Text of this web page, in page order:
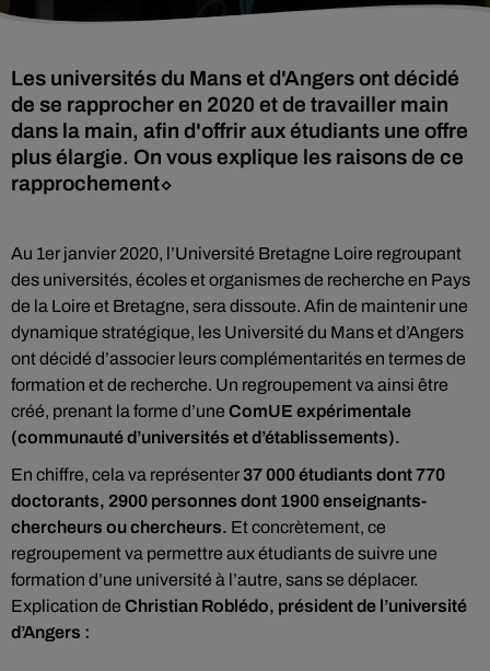
Les universités du Mans et d'Angers ont décidé
de se rapprocher en 2020 et de travailler main
dans la main, afin d'offrir aux étudiants une offre
plus élargie. On vous explique les raisons de ce
rapprochement⬦
Au 1er janvier 2020, l’Université Bretagne Loire regroupant
des universités, écoles et organismes de recherche en Pays
de la Loire et Bretagne, sera dissoute. Afin de maintenir une
dynamique stratégique, les Université du Mans et d’Angers
ont décidé d’associer leurs complémentarités en termes de
formation et de recherche. Un regroupement va ainsi être
créé, prenant la forme d’une ComUE expérimentale
(communauté d’universités et d’établissements).
En chiffre, cela va représenter37 000 étudiants dont 770
doctorants, 2900 personnes dont 1900 enseignants-
chercheurs ou chercheurs. Et concrètement, ce
regroupement va permettre aux étudiants de suivre une
formation d’une université à l’autre, sans se déplacer.
Explication de Christian Roblédo, président de l’université
d’Angers :